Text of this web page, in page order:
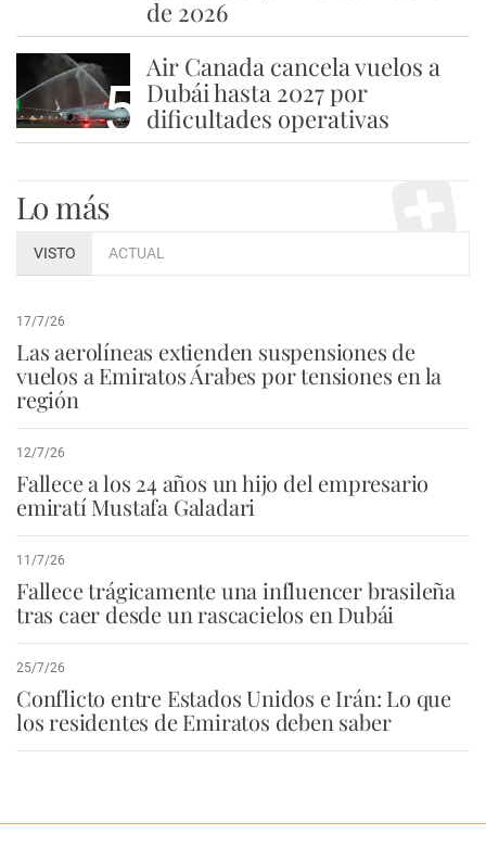
de 2026
5
Air Canada cancela vuelos a
Dubái hasta 2027 por
dificultades operativas
Lo más
VISTO ACTUAL
17/7/26
Las aerolíneas extienden suspensiones de
vuelos a Emiratos Árabes por tensiones en la
región
12/7/26
Fallece a los 24 años un hijo del empresario
emiratí Mustafa Galadari
11/7/26
Fallece trágicamente una influencer brasileña
tras caer desde un rascacielos en Dubái
25/7/26
Conflicto entre Estados Unidos e Irán: Lo que
los residentes de Emiratos deben saber